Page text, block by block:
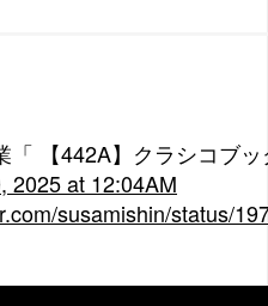
「 【442A】クラシコブ
2025 at 12:04AM
susamishin/status/